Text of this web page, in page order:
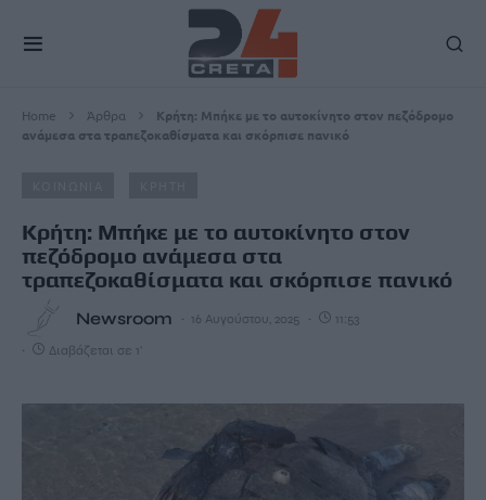
Home Άρθρα
Κρήτη: Μπήκε με το αυτοκίνητο στον πεζόδρομο
ανάμεσα στα τραπεζοκαθίσματα και σκόρπισε πανικό
Κρήτη: Μπήκε με το αυτοκίνητο στον
πεζόδρομο ανάμεσα στα
τραπεζοκαθίσματα και σκόρπισε πανικό
Newsroom 16 Αυγούστου, 2025 11:53
Διαβάζεται σε 1'